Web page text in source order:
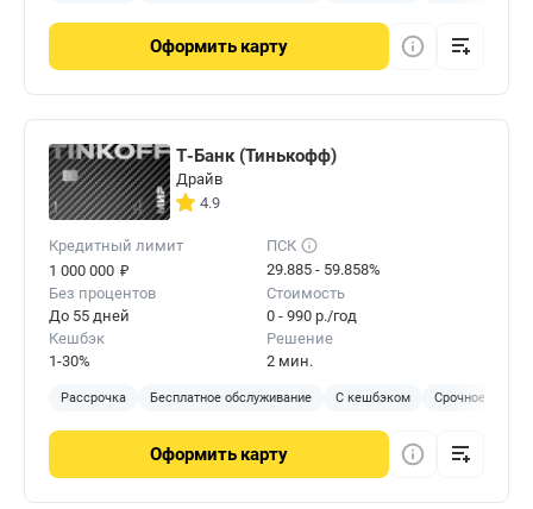
Оформить карту
Т-Банк (Тинькофф)
Драйв
4.9
Кредитный лимит
1 000 000 ₽
ПСК
29.885 - 59.858%
Без процентов
До 55 дней
Стоимость
0 - 990 р./год
Кешбэк
1-30%
Решение
2 мин.
Рассрочка Бесплатное обслуживание С кешбэком Срочное
Оформить карту